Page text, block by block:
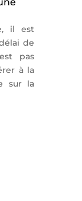
il est
de
pas
à la
sur la